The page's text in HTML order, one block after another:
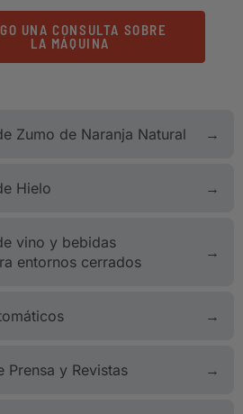
Zumo de Naranja Natural
Hielo
vino y bebidas
entornos cerrados
Prensa y Revistas
UNA CONSULTA SOBRE
LA MÁQUINA